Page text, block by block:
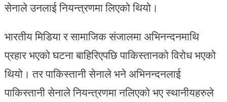
सेनाले उनलाई नियन्त्रणमा लिएको थियो।
भारतीय मिडिया र सामाजिक संजालमा अभिनन्दनमाथि
प्रहार भएको घटना बाहिरिएपछि पाकिस्तानको विरोध भएको
थियो। तर पाकिस्तानी सेनाले भने अभिनन्दनलाई
पाकिस्तानी सेनाले नियन्त्रणमा नलिएको भए स्थानीयहरुले